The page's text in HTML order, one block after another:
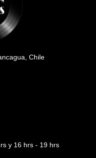
Chile
y 16 hrs - 19 hrs